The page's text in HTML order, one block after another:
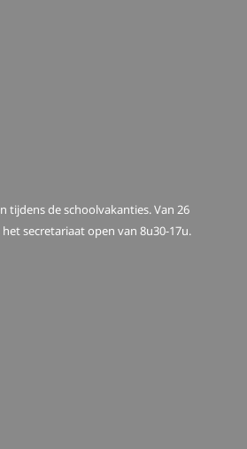
tijdens de schoolvakanties. Van 26
secretariaat open van 8u30-17u.